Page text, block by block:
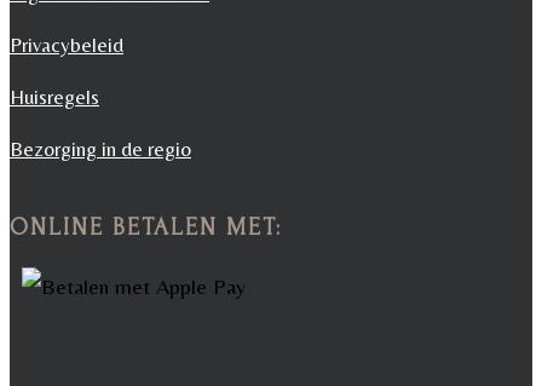
Privacybeleid
Huisregels
Bezorging in de regio
ONLINE BETALEN MET: